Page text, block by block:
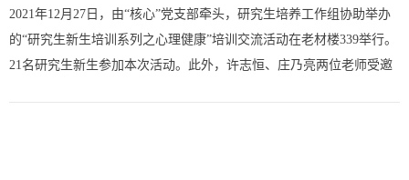
2021年12月27日，由“核心”党支部牵头，研究生培养工作组协助举办
的“研究生新生培训系列之心理健康”培训交流活动在老材楼339举行。
21名研究生新生参加本次活动。此外，许志恒、庄乃亮两位老师受邀